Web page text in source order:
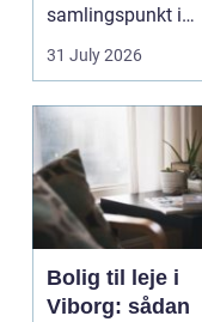
samlingspunkt i
hjemmet.
31 July 2026
Bolig til leje i
Viborg: sådan